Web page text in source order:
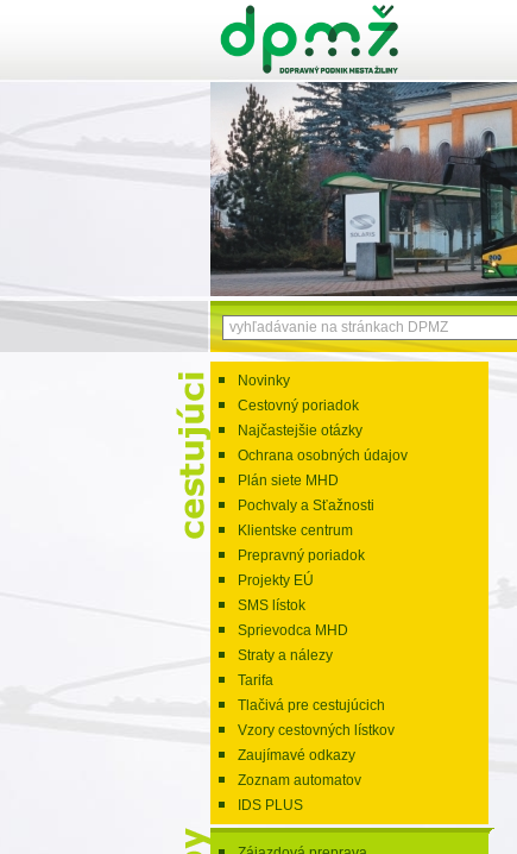
Novinky
Cestovný poriadok
Najčastejšie otázky
Ochrana osobných údajov
Plán siete MHD
Pochvaly a Sťažnosti
Klientske centrum
Prepravný poriadok
Projekty EÚ
SMS lístok
Sprievodca MHD
Straty a nálezy
Tarifa
Tlačivá pre cestujúcich
Vzory cestovných lístkov
Zaujímavé odkazy
Zoznam automatov
IDS PLUS